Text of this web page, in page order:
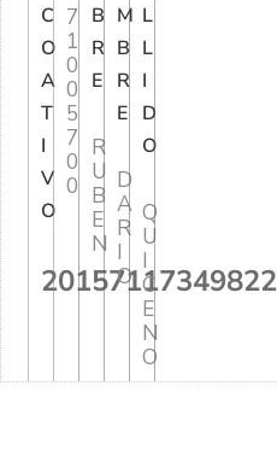
C
O
A
T
I
V
O
20157117349822
7
1
0
0
5
7
0
0
B
R
E
R
U
B
E
N
M
B
R
E
D
A
R
I
O
L
L
I
D
O
Q
U
I
C
E
N
O